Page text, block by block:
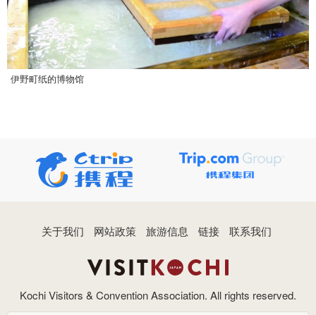
伊野町纸的博物馆
关于我们 网站政策 旅游信息 链接 联系我们
Kochi Visitors & Convention Association. All rights reserved.